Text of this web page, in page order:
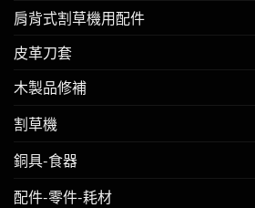
肩背式割草機用配件
皮革刀套
木製品修補
割草機
銅具-食器
配件-零件-耗材